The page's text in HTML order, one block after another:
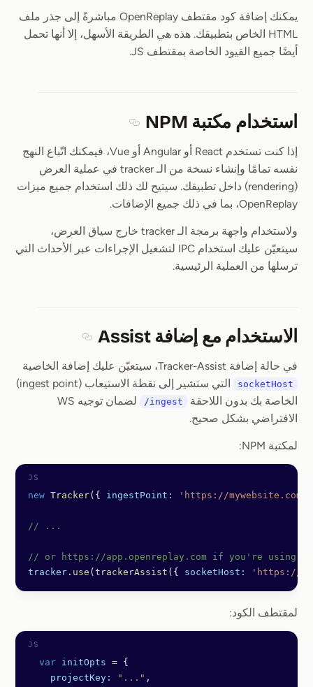
يمكنك إضافة كود مقتطف OpenReplay مباشرةً إلى جذر ملف
HTML الخاص بتطبيقك. هذه هي الطريقة الأسهل، إلا أنها تحمل
أيضًا جميع القيود الخاصة بمقتطف JS.
استخدام مكتبة NPM
إذا كنت تستخدم React أو Angular أو Vue، فيمكنك اتّباع النهج
نفسه تمامًا وإنشاء نسخة من الـ tracker في عملية العرض
(rendering) داخل تطبيقك. سيتيح لك ذلك استخدام جميع ميزات
OpenReplay، بما في ذلك جميع الإضافات.
ولاستخدام واجهة برمجة الـ tracker خارج سياق العرض،
سيتعيّن عليك استخدام IPC لتشغيل الإجراءات عبر الأحداث التي
ترسلها من العملية الرئيسية.
الاستخدام مع إضافة Assist
في حالة إضافة Tracker-Assist، سيتعيّن عليك إضافة الخاصية
socketHost
التي ستشير إلى نقطة الاستيعاب (ingest point)
الخاصة بك بدون اللاحقة
/ingest
لضمان توجيه WS
الافتراضي بشكل صحيح.
لمكتبة NPM:
new Tracker({ ingestPoint: 'https://mywebsite.com/
// ...
// or https://app.openreplay.com if you're using
tracker . use ( trackerAssist ({ socketHost: 'https://
لمقتطف الكود:
  var
initOpts = {
    projectKey:
"..." ,